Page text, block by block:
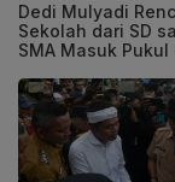
Dedi Mulyadi
Sekolah dari SD
SMA Masuk Pukul